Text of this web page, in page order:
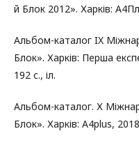
й Блок 2012». Харків:
Альбом-каталог IX
Блок». Харків: Перша
192 с., іл.
Альбом-каталог. Х
Блок». Харків: A4plus,